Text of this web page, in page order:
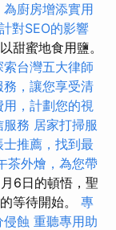
廚房增添實用
對SEO的影響
甜蜜地食用鹽。
索台灣五大律師
務，讓您享受清
，計劃您的視
服務 居家打掃服
士推薦，找到最
茶外燴，為您帶
6日的頓悟，聖
等待開始。 專
侵蝕 重聽專用助